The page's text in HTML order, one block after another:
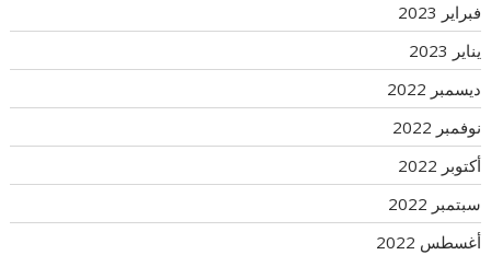
فبراير 2023
يناير 2023
ديسمبر 2022
نوفمبر 2022
أكتوبر 2022
سبتمبر 2022
أغسطس 2022